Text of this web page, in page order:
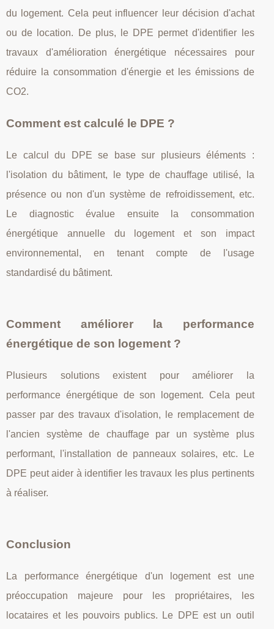
du logement. Cela peut influencer leur décision d'achat
ou de location. De plus, le DPE permet d'identifier les
travaux d'amélioration énergétique nécessaires pour
réduire la consommation d'énergie et les émissions de
CO2.
Comment est calculé le DPE ?
Le calcul du DPE se base sur plusieurs éléments :
l'isolation du bâtiment, le type de chauffage utilisé, la
présence ou non d'un système de refroidissement, etc.
Le diagnostic évalue ensuite la consommation
énergétique annuelle du logement et son impact
environnemental, en tenant compte de l'usage
standardisé du bâtiment.
Comment améliorer la performance
énergétique de son logement ?
Plusieurs solutions existent pour améliorer la
performance énergétique de son logement. Cela peut
passer par des travaux d'isolation, le remplacement de
l'ancien système de chauffage par un système plus
performant, l'installation de panneaux solaires, etc. Le
DPE peut aider à identifier les travaux les plus pertinents
à réaliser.
Conclusion
La performance énergétique d'un logement est une
préoccupation majeure pour les propriétaires, les
locataires et les pouvoirs publics. Le DPE est un outil